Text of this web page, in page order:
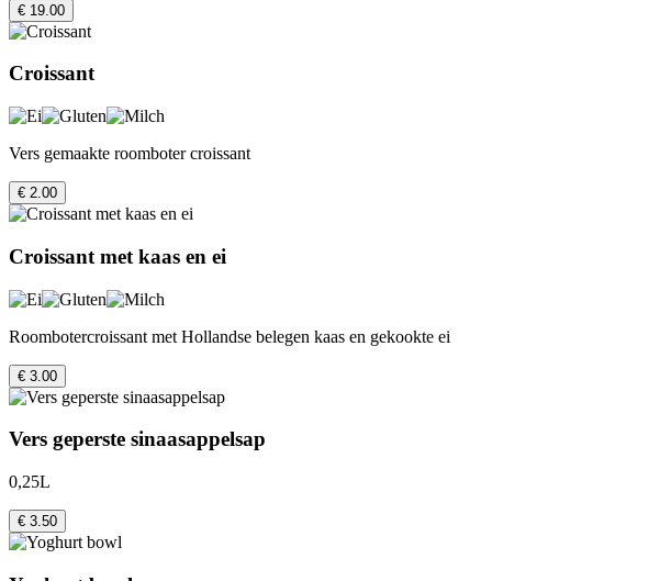
€ 19.00
Croissant
Vers gemaakte roomboter croissant
€ 2.00
Croissant met kaas en ei
Roombotercroissant met Hollandse belegen kaas en gekookte ei
€ 3.00
Vers geperste sinaasappelsap
0,25L
€ 3.50